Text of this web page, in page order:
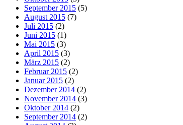
September 2015 (5)
August 2015 (7)
Juli 2015 (2)
Juni 2015 (1)
Mai 2015 (3)
April 2015 (3)
März 2015 (2)
Februar 2015 (2)
Januar 2015 (2)
Dezember 2014 (2)
November 2014 (3)
Oktober 2014 (2)
September 2014 (2)